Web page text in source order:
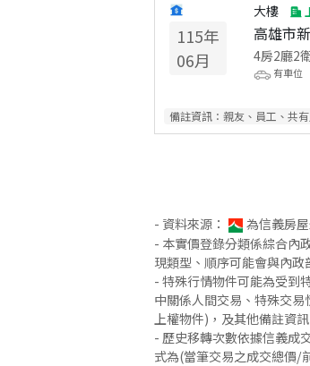
115年
06月
大樓
高雄市
4房2廳2
有車位
備註資訊： 親友、員工、共
- 資料來源： 為信義房
- 本實價登錄分類係綜合內
現類型、順序可能會與內
- 特殊行情物件可能為受到
中關係人間交易、特殊交
上權物件)，及其他備註資
- 歷史移轉次數依據信義成
式為(當筆交易之成交總價/